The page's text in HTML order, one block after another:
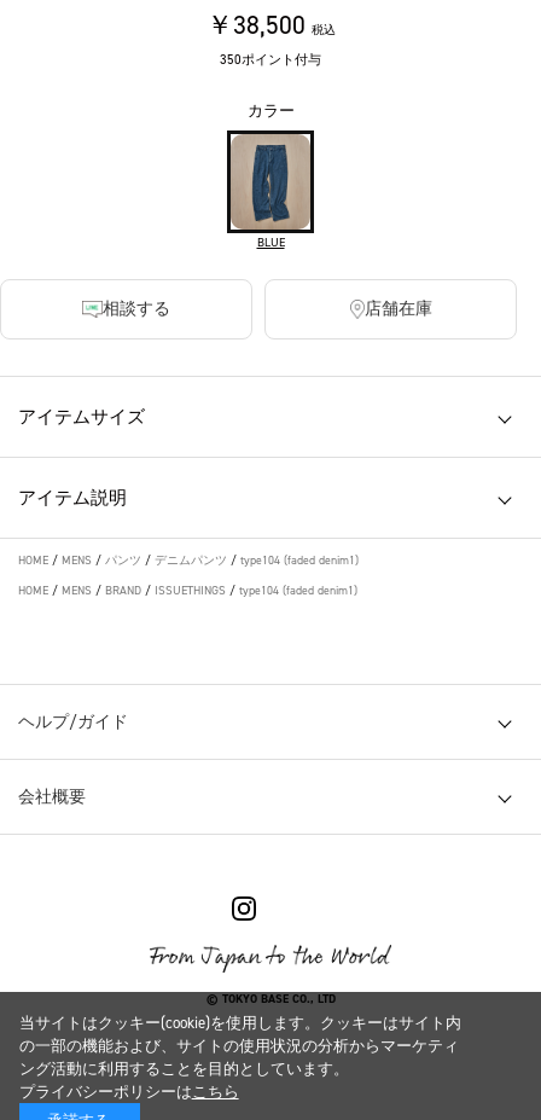
￥38,500 税込
350ポイント付与
カラー
BLUE
相談する 店舗在庫
アイテムサイズ
アイテム説明
HOME / MENS / パンツ / デニムパンツ / type104 (faded denim1)
HOME / MENS / BRAND / ISSUETHINGS / type104 (faded denim1)
ヘルプ/ガイド
会社概要
© TOKYO BASE CO., LTD
当サイトはクッキー(cookie)を使用します。クッキーはサイト内
の一部の機能および、サイトの使用状況の分析からマーケティ
ング活動に利用することを目的としています。
プライバシーポリシーはこちら